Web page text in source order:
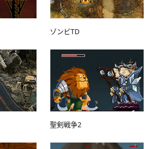
ゾンビTD
聖剣戦争2